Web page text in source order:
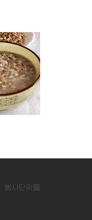
봉사단위들